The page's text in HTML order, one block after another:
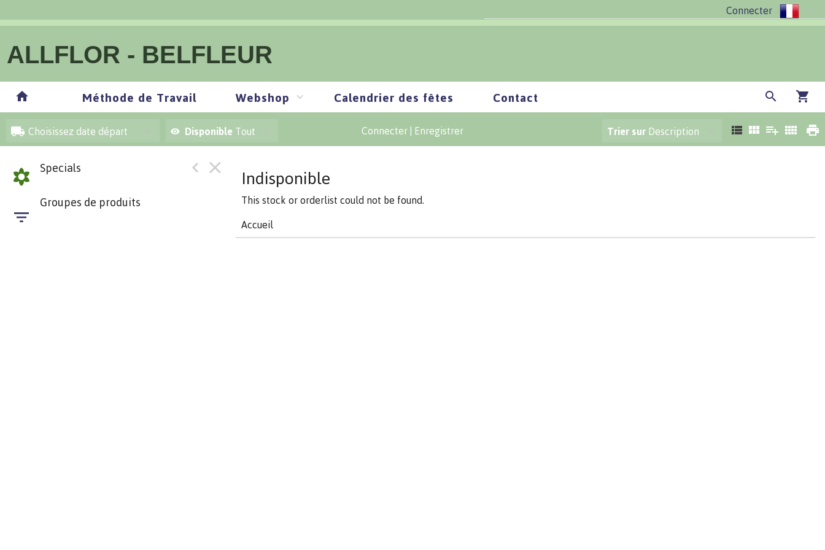
Connecter
ALLFLOR - BELFLEUR
Méthode de Travail Webshop Calendrier des fêtes Contact
Choisissez date départ Disponible Tout Connecter Enregistrer Trier sur Description
Specials
Groupes de produits
Indisponible
This stock or orderlist could not be found.
Accueil